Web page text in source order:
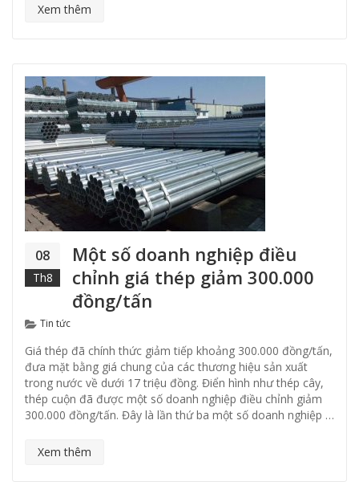
Xem thêm
08
Th8
Một số doanh nghiệp điều
chỉnh giá thép giảm 300.000
đồng/tấn
Categories
Tin tức
Giá thép đã chính thức giảm tiếp khoảng 300.000 đồng/tấn,
đưa mặt bằng giá chung của các thương hiệu sản xuất
trong nước về dưới 17 triệu đồng. Điển hình như thép cây,
thép cuộn đã được một số doanh nghiệp điều chỉnh giảm
300.000 đồng/tấn. Đây là lần thứ ba một số doanh nghiệp …
Xem thêm